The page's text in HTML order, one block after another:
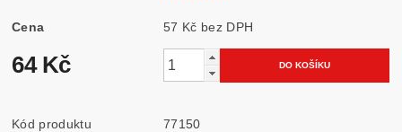
Cena 57 Kč bez DPH
64 Kč
Kód produktu 77150